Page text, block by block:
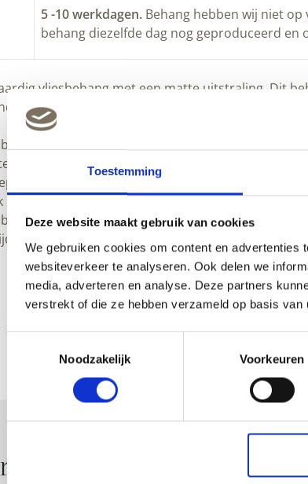
Toestemming
Deze website maakt gebruik van cookies
We gebruiken cookies om content en
websiteverkeer te analyseren. Ook delen we
media, adverteren en analyse. Deze partners
verstrekt of die ze hebben verzameld op basis
Noodzakelijk
Voorkeuren
5 -10 werkdagen. Behang hebben wij niet
behang diezelfde dag nog geproduceerd en
vliesbehang met een matte uitstraling. Dit
wordt geproduceerd.
met een matte uitstraling
brengen
Nederland en België